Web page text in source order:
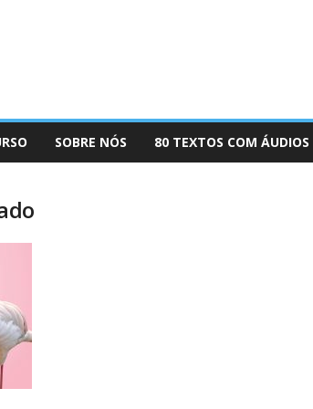
SOBRE NÓS 80 TEXTOS COM ÁUDIOS